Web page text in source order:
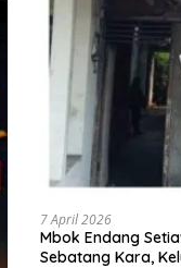
7 April 2026
Mbok Endang
Sebatang Kara,